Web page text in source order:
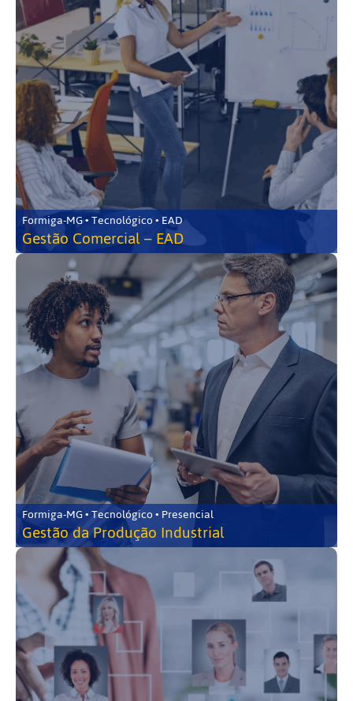
Formiga-MG • Tecnológico • EAD
Gestão Comercial – EAD
Formiga-MG • Tecnológico • Presencial
Gestão da Produção Industrial